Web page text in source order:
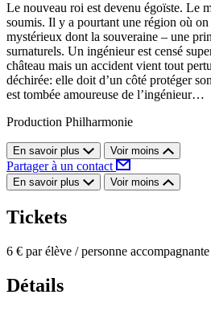
Le nouveau roi est devenu égoïste. Le
soumis. Il y a pourtant une région où
mystérieux dont la souveraine – une
surnaturels. Un ingénieur est censé
château mais un accident vient tout
déchirée: elle doit d’un côté protéger
est tombée amoureuse de l’ingénieur…
Production Philharmonie
En savoir plus Voir moins
Partager à un contact
En savoir plus Voir moins
Tickets
6 € par élève / personne
Détails